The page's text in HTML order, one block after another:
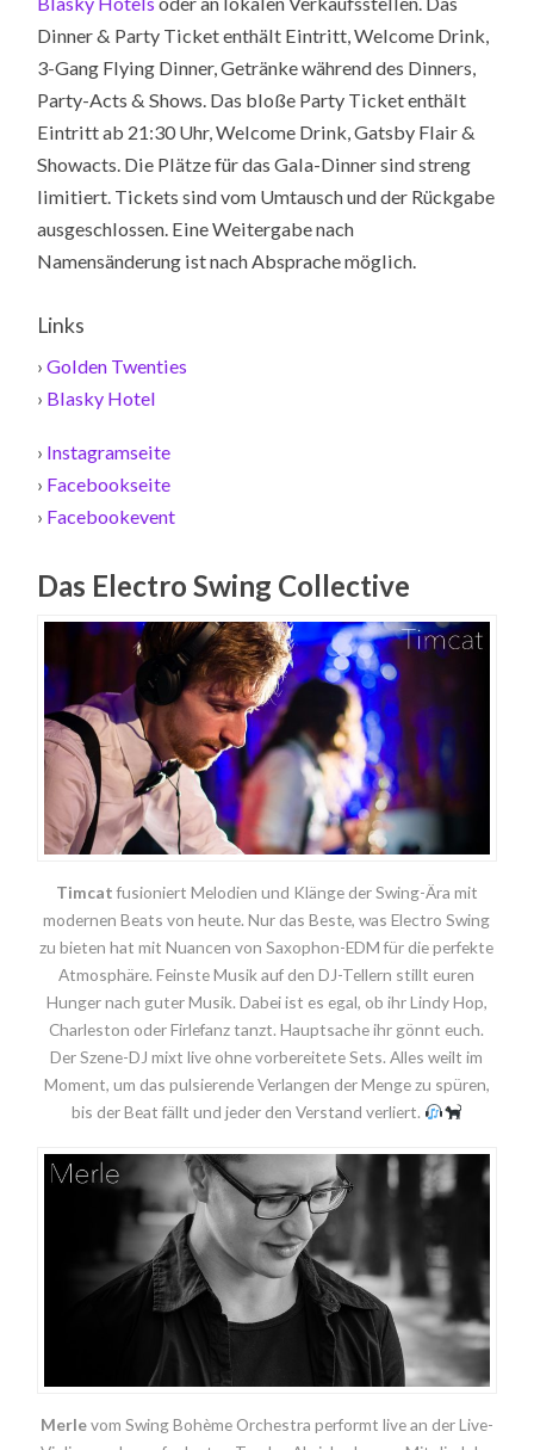
Dinner & Party Ticket enthält Eintritt, Welcome Drink,
3-Gang Flying Dinner, Getränke während des Dinners,
Party-Acts & Shows. Das bloße Party Ticket enthält
Eintritt ab 21:30 Uhr, Welcome Drink, Gatsby Flair &
Showacts. Die Plätze für das Gala-Dinner sind streng
limitiert. Tickets sind vom Umtausch und der Rückgabe
ausgeschlossen. Eine Weitergabe nach
Namensänderung ist nach Absprache möglich.
Links
›Golden Twenties
› Blasky Hotel
› Instagramseite
› Facebookseite
› Facebookevent
Das Electro Swing Collective
Timcatfusioniert Melodien und Klänge der Swing-Ära mit
modernen Beats von heute. Nur das Beste, was Electro Swing
zu bieten hat mit Nuancen von Saxophon-EDM für die perfekte
Atmosphäre. Feinste Musik auf den DJ-Tellern stillt euren
Hunger nach guter Musik. Dabei ist es egal, ob ihr Lindy Hop,
Charleston oder Firlefanz tanzt. Hauptsache ihr gönnt euch.
Der Szene-DJ mixt live ohne vorbereitete Sets. Alles weilt im
Moment, um das pulsierende Verlangen der Menge zu spüren,
bis der Beat fällt und jeder den Verstand verliert.
Merlevom Swing Bohème Orchestra performt live an der Live-